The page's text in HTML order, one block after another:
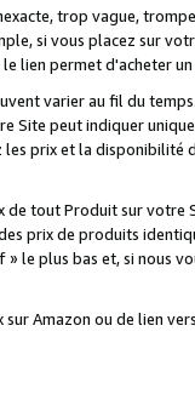
trop vague,
si vous placez sur
lien permet d'acheter
varier au fil du
Site peut indiquer
prix et la disponibilité
de tout Produit sur
prix de produits
le plus bas et, si nous
sur Amazon ou de lien